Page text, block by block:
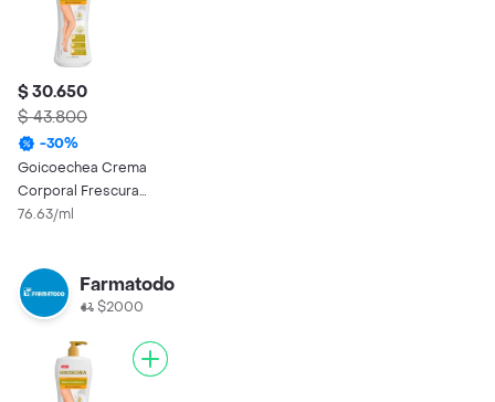
$ 30.650
$ 43.800
-30%
Goicoechea Crema
Corporal Frescura
Arica y Manzanilla
76.63/ml
Farmatodo
$2000